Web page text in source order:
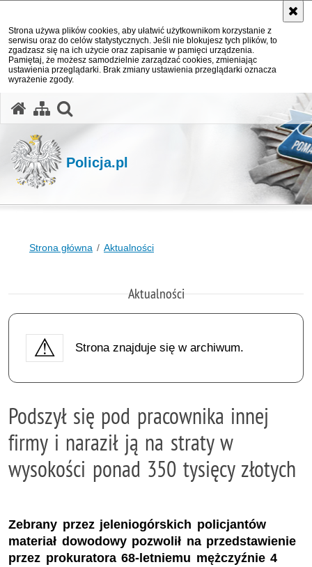
Strona używa plików cookies, aby ułatwić użytkownikom korzystanie z
serwisu oraz do celów statystycznych. Jeśli nie blokujesz tych plików, to
zgadzasz się na ich użycie oraz zapisanie w pamięci urządzenia.
Pamiętaj, że możesz samodzielnie zarządzać cookies, zmieniając
ustawienia przeglądarki. Brak zmiany ustawienia przeglądarki oznacza
wyrażenie zgody.
Policja.pl
Strona główna Aktualności
Aktualności
Strona znajduje się w archiwum.
Podszył się pod pracownika innej
firmy i naraził ją na straty w
wysokości ponad 350 tysięcy złotych
Zebrany przez jeleniogórskich policjantów
materiał dowodowy pozwolił na przedstawienie
przez prokuratora 68-letniemu mężczyźnie 4